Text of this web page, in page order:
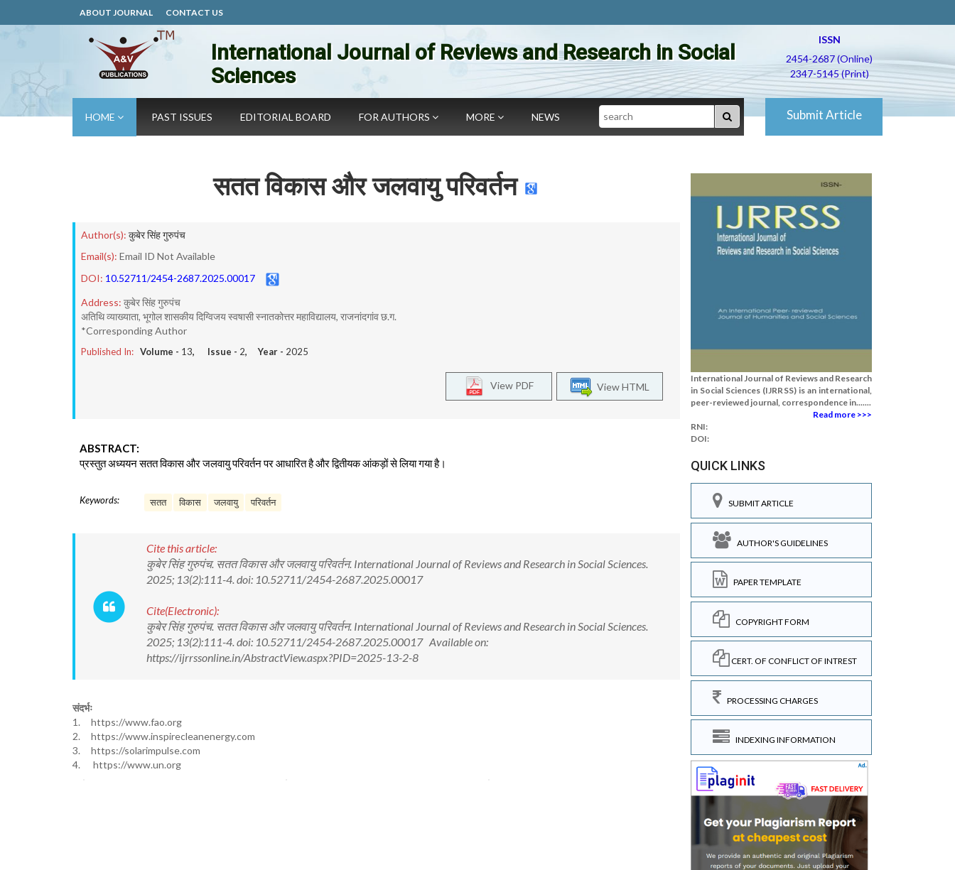
ABOUT JOURNAL CONTACT US
International Journal of Reviews and Research in Social
Sciences
ISSN
2454-2687 (Online)
2347-5145 (Print)
HOME PAST ISSUES EDITORIAL BOARD FOR AUTHORS MORE NEWS Search Submit Article
सतत विकास और जलवायु परिवर्तन
Author(s): कुबेर सिंह गुरुपंच
Email(s): Email ID Not Available
DOI: 10.52711/2454-2687.2025.00017
Address: कुबेर सिंह गुरुपंच
अतिथि व्याख्याता, भूगोल शासकीय दिग्विजय स्वषासी स्नातकोत्तर महाविद्यालय, राजनांदगांव छ.ग.
*Corresponding Author
Published In: Volume - 13, Issue - 2, Year - 2025
View HTML
View PDF
ABSTRACT:
प्रस्तुत अध्ययन सतत विकास और जलवायु परिवर्तन पर आधारित है और द्वितीयक आंकड़ों से लिया गया है।
Keywords: सतत विकास जलवायु परिवर्तन
Cite this article:
कुबेर सिंह गुरुपंच. सतत विकास और जलवायु परिवर्तन. International Journal of Reviews and Research in Social Sciences.
2025; 13(2):111-4. doi: 10.52711/2454-2687.2025.00017
Cite(Electronic):
कुबेर सिंह गुरुपंच. सतत विकास और जलवायु परिवर्तन. International Journal of Reviews and Research in Social Sciences.
2025; 13(2):111-4. doi: 10.52711/2454-2687.2025.00017 Available on:
https://ijrrssonline.in/AbstractView.aspx?PID=2025-13-2-8
संदर्भः
1. https://www.fao.org
2. https://www.inspirecleanenergy.com
3. https://solarimpulse.com
4. https://www.un.org
International Journal of Reviews and Research
in Social Sciences (IJRRSS) is an international,
peer-reviewed journal, correspondence in.......
Read more >>>
RNI:
DOI:
QUICK LINKS
SUBMIT ARTICLE
AUTHOR'S GUIDELINES
PAPER TEMPLATE
COPYRIGHT FORM
CERT. OF CONFLICT OF INTREST
PROCESSING CHARGES
INDEXING INFORMATION